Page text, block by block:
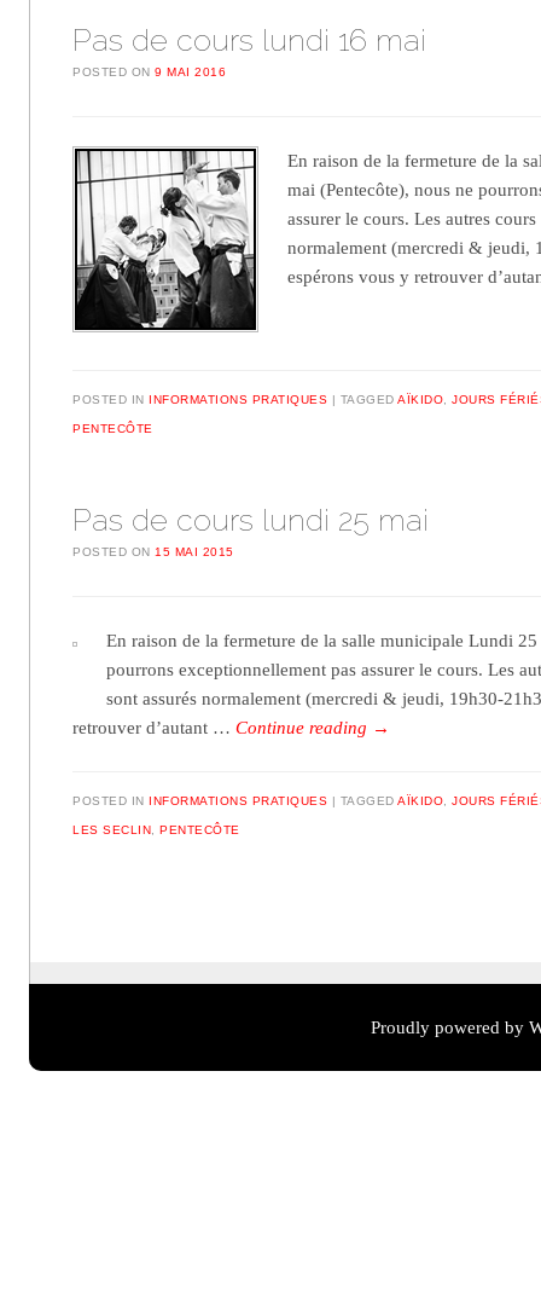
Pas de cours lundi 16 mai
POSTED ON9 MAI 2016
En raison de la fermeture de la
mai (Pentecôte), nous ne
assurer le cours. Les autres
normalement (mercredi & jeudi,
espérons vous y retrouver
POSTED IN INFORMATIONS PRATIQUES TAGGEDAÏKIDO ,JOURS
PENTECÔTE
Pas de cours lundi 25 mai
POSTED ON 15 MAI 2015
En raison de la fermeture de la salle municipale Lundi
pourrons exceptionnellement pas assurer le cours. Les
sont assurés normalement (mercredi & jeudi, 19h30-
retrouver d’autant …Continue reading →
POSTED IN INFORMATIONS PRATIQUES TAGGEDAÏKIDO ,JOURS
LES SECLIN ,PENTECÔTE
Proudly powered by